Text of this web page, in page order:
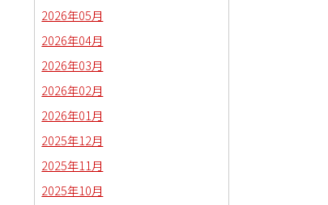
2026年05月
2026年04月
2026年03月
2026年02月
2026年01月
2025年12月
2025年11月
2025年10月